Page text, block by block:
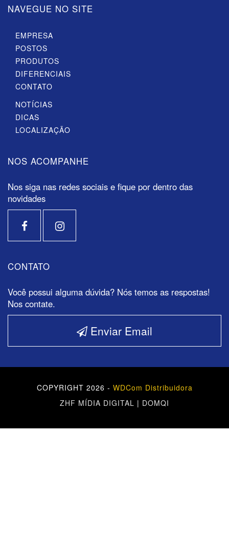
NAVEGUE NO SITE
EMPRESA
POSTOS
PRODUTOS
DIFERENCIAIS
CONTATO
NOTÍCIAS
DICAS
LOCALIZAÇÃO
NOS ACOMPANHE
Nos siga nas redes sociais e fique por dentro das
novidades
CONTATO
Você possui alguma dúvida? Nós temos as respostas!
Nos contate.
Enviar Email
COPYRIGHT 2026 - WDCom Distribuidora
ZHF MÍDIA DIGITAL | DOMQI